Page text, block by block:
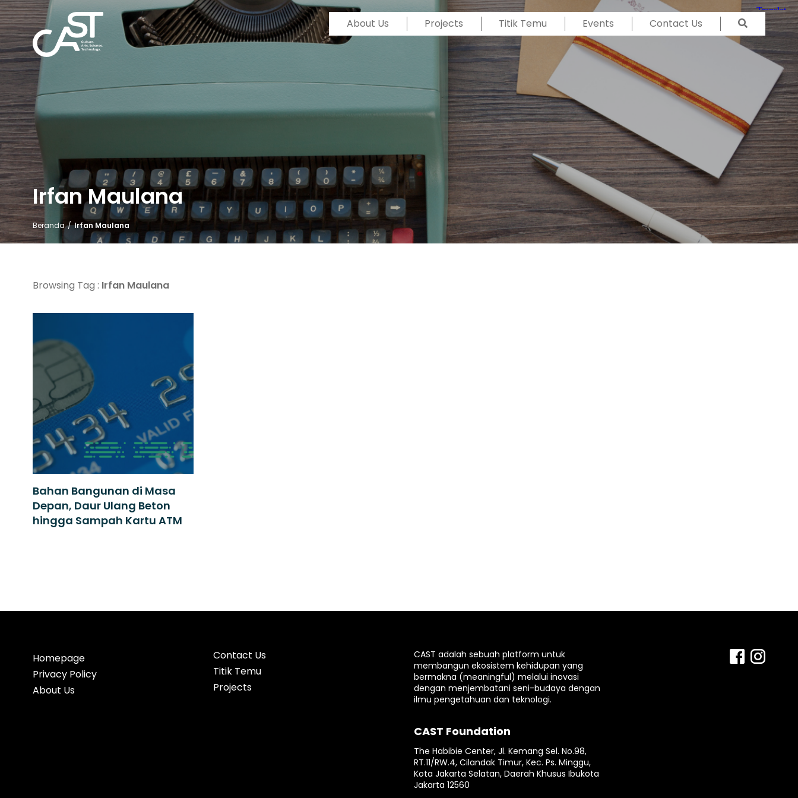
About Us Projects Titik Temu Events Contact Us
Irfan Maulana
Beranda / Irfan Maulana
Browsing Tag : Irfan Maulana
Bahan Bangunan di Masa
Depan, Daur Ulang Beton
hingga Sampah Kartu ATM
Homepage
Privacy Policy
About Us
Contact Us
Titik Temu
Projects
CAST adalah sebuah platform untuk
membangun ekosistem kehidupan yang
bermakna (meaningful) melalui inovasi
dengan menjembatani seni-budaya dengan
ilmu pengetahuan dan teknologi.
CAST Foundation
The Habibie Center, Jl. Kemang Sel. No.98,
RT.11/RW.4, Cilandak Timur, Kec. Ps. Minggu,
Kota Jakarta Selatan, Daerah Khusus Ibukota
Jakarta 12560